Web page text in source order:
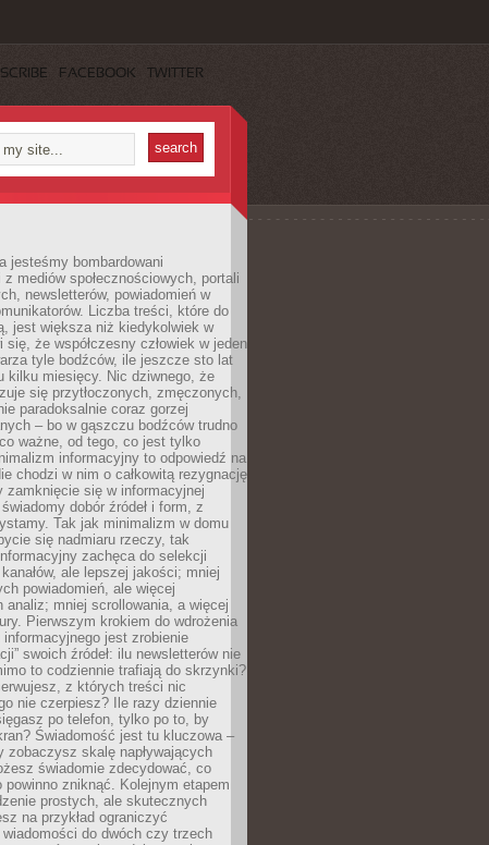
FACEBOOK TWITTER
jesteśmy bombardowani
z mediów społecznościowych, portali
newsletterów, powiadomień w
Liczba treści, które do
jest większa niż kiedykolwiek w
się, że współczesny człowiek w jeden
tyle bodźców, ile jeszcze sto lat
kilku miesięcy. Nic dziwnego, że
się przytłoczonych, zmęczonych,
paradoksalnie coraz gorzej
– bo w gąszczu bodźców trudno
ważne, od tego, co jest tylko
informacyjny to odpowiedź na
chodzi w nim o całkowitą rezygnację
zamknięcie się w informacyjnej
dobór źródeł i form, z
Tak jak minimalizm w domu
się nadmiaru rzeczy, tak
zachęca do selekcji
ale lepszej jakości; mniej
powiadomień, ale więcej
analiz; mniej scrollowania, a więcej
Pierwszym krokiem do wdrożenia
informacyjnego jest zrobienie
swoich źródeł: ilu newsletterów nie
to codziennie trafiają do skrzynki?
z których treści nic
nie czerpiesz? Ile razy dziennie
po telefon, tylko po to, by
Świadomość jest tu kluczowa –
zobaczysz skalę napływających
świadomie zdecydować, co
powinno zniknąć. Kolejnym etapem
prostych, ale skutecznych
na przykład ograniczyć
wiadomości do dwóch czy trzech